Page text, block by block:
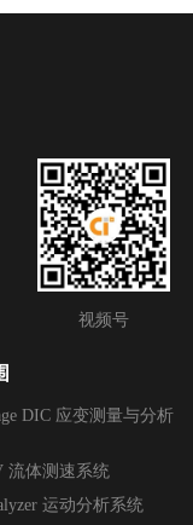
视频号
DIC 应变测量与分析
流体测速系统
运动分析系统